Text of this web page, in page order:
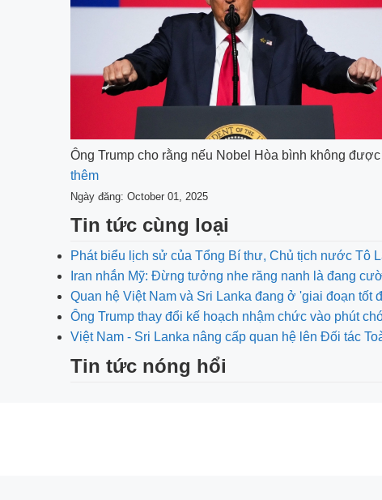
Ông Trump cho rằng nếu Nobel Hòa bình không
thêm
Ngày đăng: October 01, 2025
Tin tức cùng loại
Phát biểu lịch sử của Tổng Bí thư, Chủ tịch nước Tô
Iran nhắn Mỹ: Đừng tưởng nhe răng nanh là đang
Quan hệ Việt Nam và Sri Lanka đang ở 'giai đoạn tốt
Ông Trump thay đổi kế hoạch nhậm chức vào phút
Việt Nam - Sri Lanka nâng cấp quan hệ lên Đối tác
Tin tức nóng hổi